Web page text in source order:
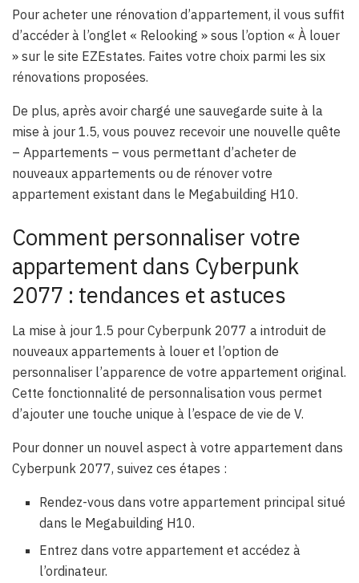
Pour acheter une rénovation d’appartement, il vous suffit
d’accéder à l’onglet « Relooking » sous l’option « À louer
» sur le site EZEstates. Faites votre choix parmi les six
rénovations proposées.
De plus, après avoir chargé une sauvegarde suite à la
mise à jour 1.5, vous pouvez recevoir une nouvelle quête
– Appartements – vous permettant d’acheter de
nouveaux appartements ou de rénover votre
appartement existant dans le Megabuilding H10.
Comment personnaliser votre
appartement dans Cyberpunk
2077 : tendances et astuces
La mise à jour 1.5 pour Cyberpunk 2077 a introduit de
nouveaux appartements à louer et l’option de
personnaliser l’apparence de votre appartement original.
Cette fonctionnalité de personnalisation vous permet
d’ajouter une touche unique à l’espace de vie de V.
Pour donner un nouvel aspect à votre appartement dans
Cyberpunk 2077, suivez ces étapes :
Rendez-vous dans votre appartement principal situé
dans le Megabuilding H10.
Entrez dans votre appartement et accédez à
l’ordinateur.